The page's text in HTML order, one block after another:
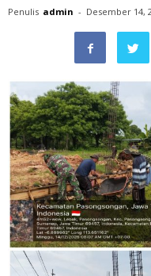
Penulis admin - Desember 14,